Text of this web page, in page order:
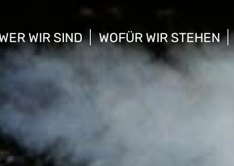
WIR SIND
show/hide sub menu
WOFÜR WIR STEHEN
show/hide sub menu